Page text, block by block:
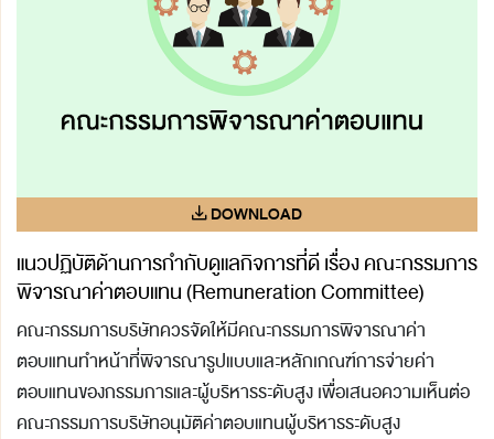
แนวปฏิบัติด้านการกำกับดูแลกิจการที่ดี เรื่อง คณะกรรมการ
พิจารณาค่าตอบแทน (Remuneration Committee)
คณะกรรมการบริษัทควรจัดให้มีคณะกรรมการพิจารณาค่า
ตอบแทนทำหน้าที่พิจารณารูปแบบและหลักเกณฑ์การจ่ายค่า
ตอบแทนของกรรมการและผู้บริหารระดับสูง เพื่อเสนอความเห็นต่อ
คณะกรรมการบริษัทอนุมัติค่าตอบแทนผู้บริหารระดับสูง